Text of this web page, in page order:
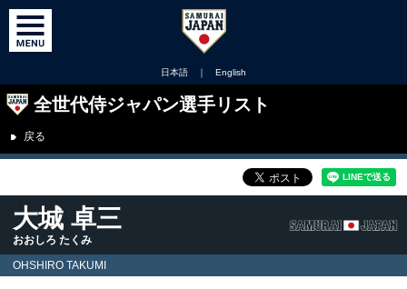
日本語 ｜ English
全世代侍ジャパン選手リスト
戻る
大城 卓三
おおしろ たくみ
OHSHIRO TAKUMI